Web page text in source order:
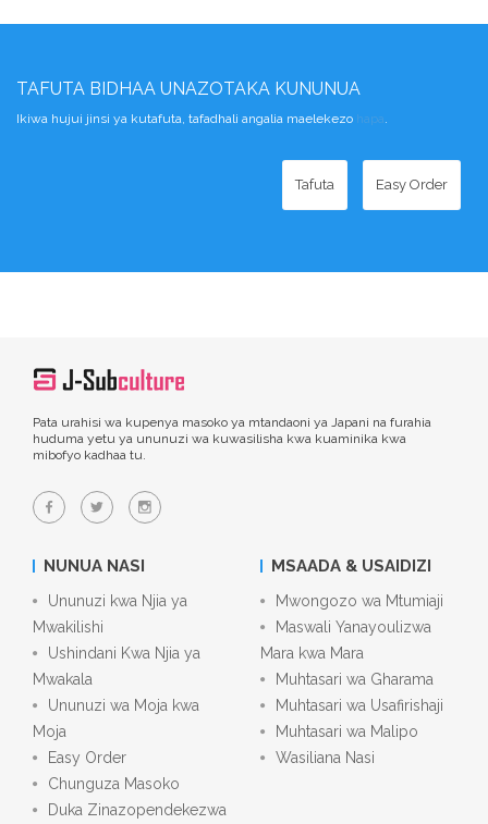
TAFUTA BIDHAA UNAZOTAKA KUNUNUA
Ikiwa hujui jinsi ya kutafuta, tafadhali angalia maelekezo hapa.
Tafuta Easy Order
Pata urahisi wa kupenya masoko ya mtandaoni ya Japani na furahia
huduma yetu ya ununuzi wa kuwasilisha kwa kuaminika kwa
mibofyo kadhaa tu.
NUNUA NASI
Ununuzi kwa Njia ya
Mwakilishi
Ushindani Kwa Njia ya
Mwakala
Ununuzi wa Moja kwa
Moja
Easy Order
Chunguza Masoko
Duka Zinazopendekezwa
MSAADA & USAIDIZI
Mwongozo wa Mtumiaji
Maswali Yanayoulizwa
Mara kwa Mara
Muhtasari wa Gharama
Muhtasari wa Usafirishaji
Muhtasari wa Malipo
Wasiliana Nasi